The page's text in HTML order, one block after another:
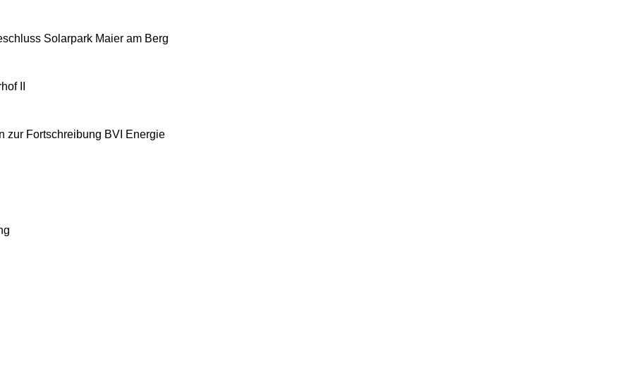
Solarpark Maier am Berg
II
zur Fortschreibung BVI Energie